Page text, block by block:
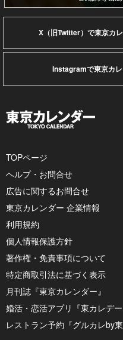
X（旧Twitter）で東京カ
Instagramで東京カ
TOPページ
ヘルプ・お問合せ
広告に関するお問合せ
東京カレンダー 企業情報
利用規約
個人情報保護方針
著作権・免責事項について
特定商取引法に基づく表示
月刊誌『東京カレンダー』
婚活・恋活アプリ『東カレデー
レストラン予約『グルカレby